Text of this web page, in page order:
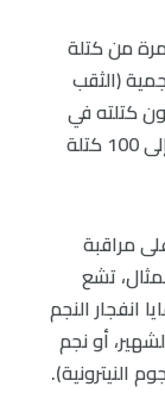
النجوم الأكثر ضخامة التي تزيد عن 30 مرة من كتلة
(الثقب
كتلته في
نطاق كتلة النجوم نفسها، أي من حوالي 5 إلى 100 كتلة
مراقبة
تشع
انفجار النجم
أو نجم
النيترونية).